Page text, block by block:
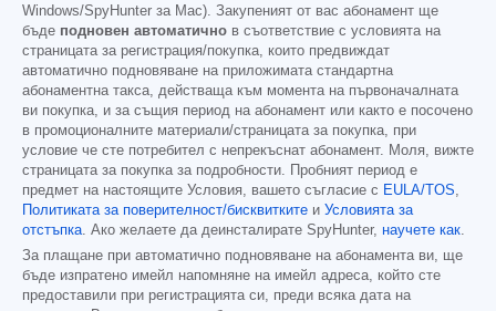
Windows/SpyHunter за Mac). Закупеният от вас абонамент ще
бъде подновен автоматично в съответствие с условията на
страницата за регистрация/покупка, които предвиждат
автоматично подновяване на приложимата стандартна
абонаментна такса, действаща към момента на първоначалната
ви покупка, и за същия период на абонамент или както е посочено
в промоционалните материали/страницата за покупка, при
условие че сте потребител с непрекъснат абонамент. Моля, вижте
страницата за покупка за подробности. Пробният период е
предмет на настоящите Условия, вашето съгласие с EULA/TOS,
Политиката за поверителност/бисквитките и Условията за
отстъпка. Ако желаете да деинсталирате SpyHunter, научете как.
За плащане при автоматично подновяване на абонамента ви, ще
бъде изпратено имейл напомняне на имейл адреса, който сте
предоставили при регистрацията си, преди всяка дата на